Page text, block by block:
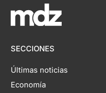
SECCIONES
Últimas noticias
Economía